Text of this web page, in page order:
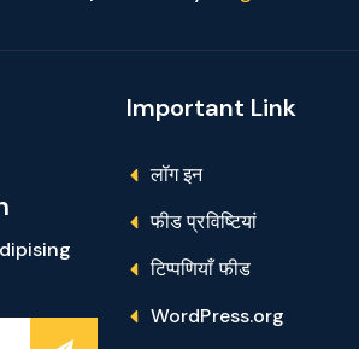
Important Link
लॉग इन
फीड प्रविष्टियां
टिप्पणियाँ फीड
WordPress.org